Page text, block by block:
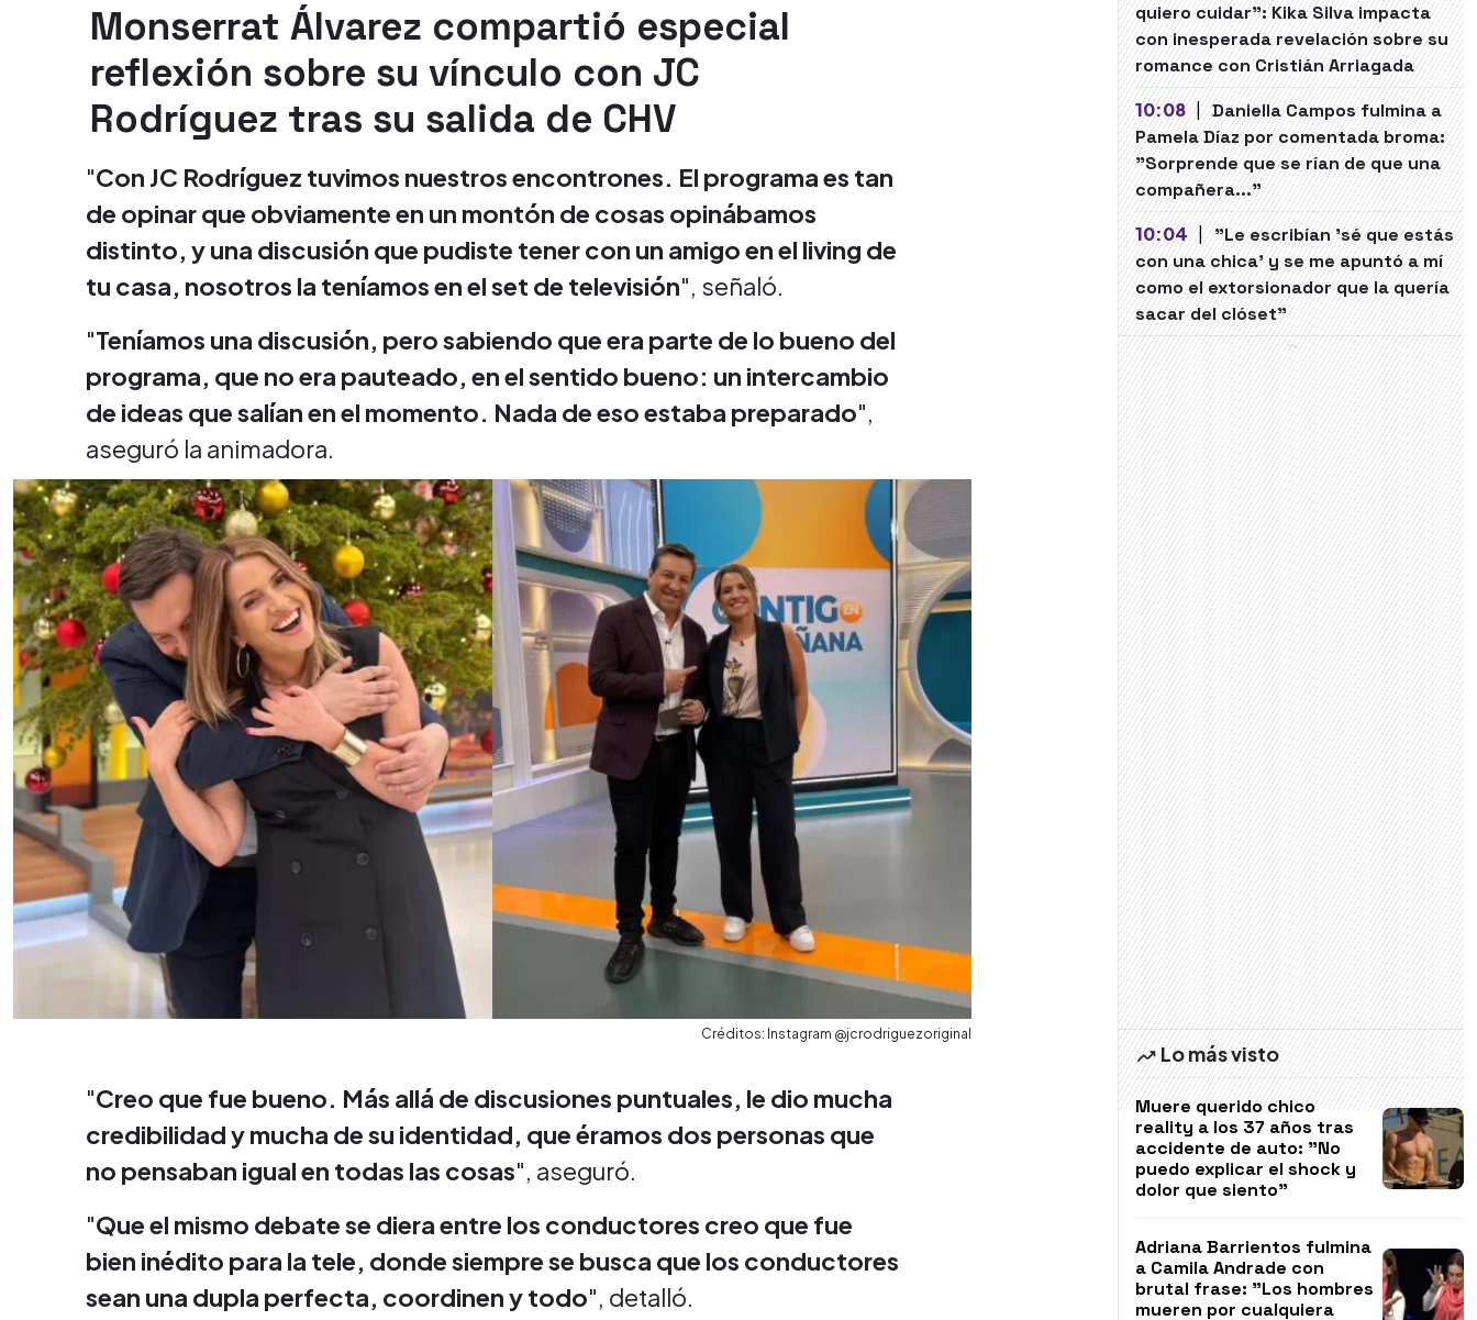
Monserrat Álvarez compartió especial
reflexión sobre su vínculo con JC
Rodríguez tras su salida de CHV
"Con JC Rodríguez tuvimos nuestros encontrones. El programa es tan
de opinar que obviamente en un montón de cosas opinábamos
distinto, y una discusión que pudiste tener con un amigo en el living de
tu casa, nosotros la teníamos en el set de televisión", señaló.
"Teníamos una discusión, pero sabiendo que era parte de lo bueno del
programa, que no era pauteado, en el sentido bueno: un intercambio
de ideas que salían en el momento. Nada de eso estaba preparado",
aseguró la animadora.
Créditos: Instagram @jcrodriguezoriginal
"Creo que fue bueno. Más allá de discusiones puntuales, le dio mucha
credibilidad y mucha de su identidad, que éramos dos personas que
no pensaban igual en todas las cosas", aseguró.
"Que el mismo debate se diera entre los conductores creo que fue
bien inédito para la tele, donde siempre se busca que los conductores
sean una dupla perfecta, coordinen y todo", detalló.
quiero cuidar": Kika Silva impacta
con inesperada revelación sobre su
romance con Cristián Arriagada
10:08 | Daniella Campos fulmina a
Pamela Díaz por comentada broma:
"Sorprende que se rían de que una
compañera..."
10:04 | "Le escribían 'sé que estás
con una chica' y se me apuntó a mí
como el extorsionador que la quería
sacar del clóset"
Lo más visto
Muere querido chico
reality a los 37 años tras
accidente de auto: "No
puedo explicar el shock y
dolor que siento"
Adriana Barrientos fulmina
a Camila Andrade con
brutal frase: "Los hombres
mueren por cualquiera